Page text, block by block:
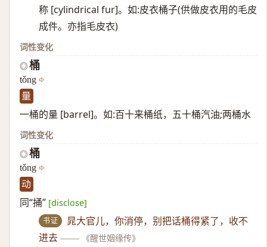
称 [cylindrical fur]。如:皮衣桶子(供做皮衣用的毛皮
成件。亦指毛皮衣)
词性变化
◎ 桶
tǒng
量
一桶的量 [barrel]。如:百十来桶纸，五十桶汽油;两桶水
词性变化
◎ 桶
tǒng
动
同“捅” [disclose]
书证
晁大官儿，你消停，别把话桶得紧了，收不
进去 —— 《醒世姻缘传》